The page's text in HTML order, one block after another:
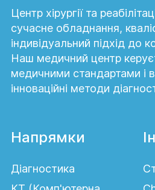
Центр хірургії та
сучасне обладнання,
індивідуальний підхід до
Наш медичний центр
медичними стандартами і
інноваційні методи
Напрямки
Діагностика